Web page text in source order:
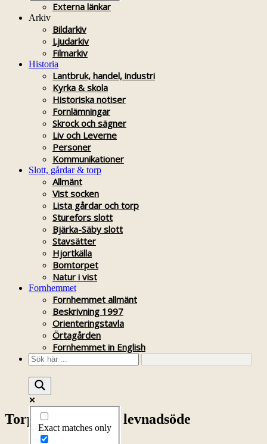
Externa länkar
Arkiv
Bildarkiv
Ljudarkiv
Filmarkiv
Historia
Lantbruk, handel, industri
Kyrka & skola
Historiska notiser
Fornlämningar
Skrock och sägner
Liv och Leverne
Personer
Kommunikationer
Slott, gårdar & torp
Allmänt
Vist socken
Lista gårdar och torp
Sturefors slott
Bjärka-Säby slott
Stavsätter
Hjortkälla
Bomtorpet
Natur i vist
Fornhemmet
Fornhemmet allmänt
Beskrivning 1997
Orienteringstavla
Örtagården
Fornhemmet in English
Exact matches only
Torpare Franssons levnadsöde